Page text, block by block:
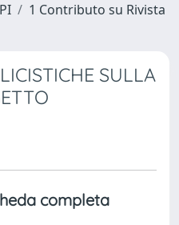
1 Contributo su Rivista
SULLA
completa